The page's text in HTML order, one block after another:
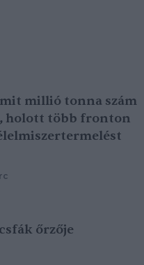
millió tonna szám
holott több fronton
őrzője